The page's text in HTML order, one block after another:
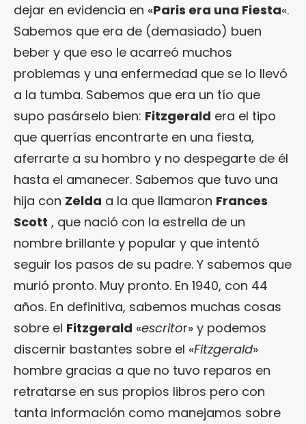
dejar en evidencia en «Paris era una Fiesta«.
Sabemos que era de (demasiado) buen
beber y que eso le acarreó muchos
problemas y una enfermedad que se lo llevó
a la tumba. Sabemos que era un tío que
supo pasárselo bien: Fitzgerald era el tipo
que querrías encontrarte en una fiesta,
aferrarte a su hombro y no despegarte de él
hasta el amanecer. Sabemos que tuvo una
hija con Zelda a la que llamaron Frances
Scott , que nació con la estrella de un
nombre brillante y popular y que intentó
seguir los pasos de su padre. Y sabemos que
murió pronto. Muy pronto. En 1940, con 44
años. En definitiva, sabemos muchas cosas
sobre el Fitzgerald «escritor» y podemos
discernir bastantes sobre el «Fitzgerald»
hombre gracias a que no tuvo reparos en
retratarse en sus propios libros pero con
tanta información como manejamos sobre